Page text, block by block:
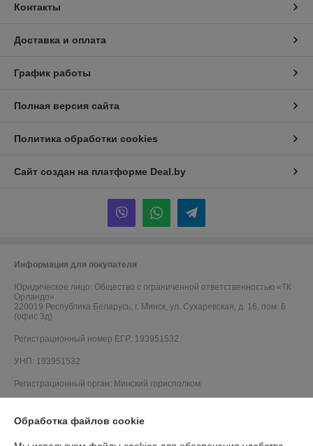
Контакты
Доставка и оплата
График работы
Полная версия сайта
Политика обработки cookies
Сайт создан на платформе Deal.by
Информация для покупателя
Юридическое лицо: Общество с ограниченной ответственностью «ТК
Орландо»
220019 Республика Беларусь, г. Минск, ул. Сухаревская, д. 16, пом. 6
(офис 3д)
Регистрационный номер ЕГР: 193951532
УНП: 193951532
Регистрационный орган: Минский горисполком
Местонахождение книги жалоб и предложений: г. Минск, ул. Братская,
Обработка файлов cookie